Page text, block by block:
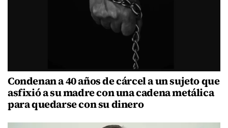
Condenan a 40 años de cárcel a un sujeto que
asfixió a su madre con una cadena metálica
para quedarse con su dinero